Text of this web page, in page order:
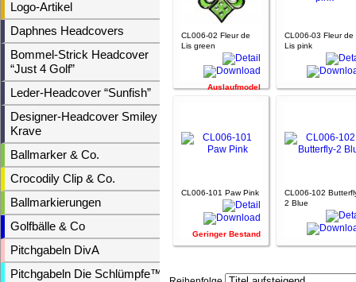
Logo-Artikel
Daphnes Headcovers
Bommel-Strick Headcover
“Just 4 Golf”
Leder-Headcover “Sunfish”
Designer-Headcover Smiley &
Krave
Ballmarker & Co.
Crocodily Clip & Co.
Ballmarkierungen
Golfbälle & Co
Pitchgabeln DivA
Pitchgabeln Die Schlümpfe™
CL006-02 Fleur de
Lis green
Auslaufmodel
CL006-03 Fleur de
Lis pink
CL006-101 Paw Pink
Geringer Bestand
CL006-102
2 Blue